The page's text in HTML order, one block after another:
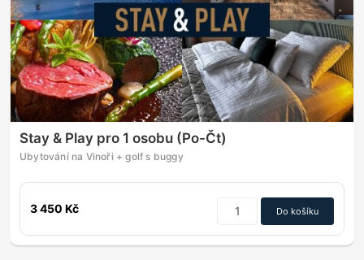
Stay & Play pro 1 osobu (Po-Čt)
Ubytování na Vinoři + golf s buggy
3 450 Kč Do košíku